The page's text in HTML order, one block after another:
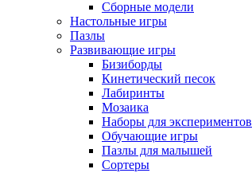
Сборные модели
Настольные игры
Пазлы
Развивающие игры
Бизиборды
Кинетический песок
Лабиринты
Мозаика
Наборы для экспериментов
Обучающие игры
Пазлы для малышей
Сортеры